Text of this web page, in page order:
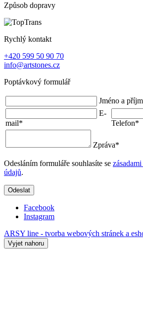
Způsob dopravy
Rychlý kontakt
+420 599 50 90 70
info@artstones.cz
Poptávkový formulář
Jméno a
E-
mail* Telefon*
Zpráva*
Odesláním formuláře souhlasíte se
údajů.
Odeslat
Facebook
Instagram
ARSY line - tvorba webových stránek a
Vyjet nahoru